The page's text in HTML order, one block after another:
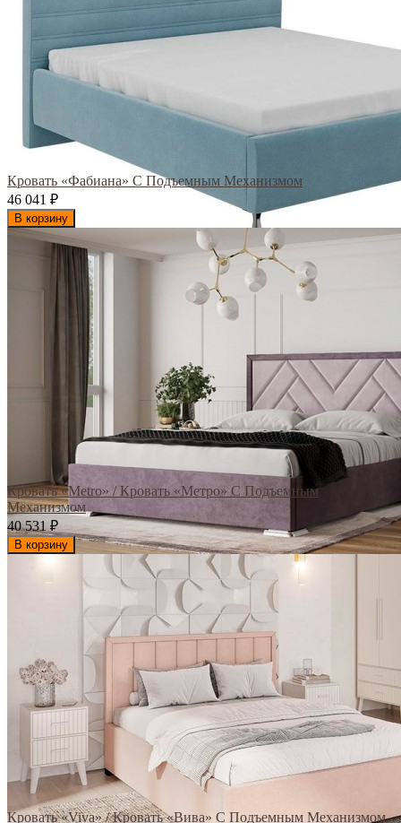
Кровать «Фабиана» С Подъемным Механизмом
46 041
₽
В корзину
Кровать «Metro» / Кровать «Метро» С Подъемным
Механизмом
40 531₽
В корзину
Кровать «Viva» / Кровать «Вива» С Подъемным Механизмом